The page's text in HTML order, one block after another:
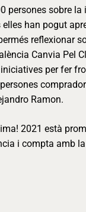
persones sobre
han pogut
reflexionar
Canvia
per fer
Ramon.
2021 està
i compta amb